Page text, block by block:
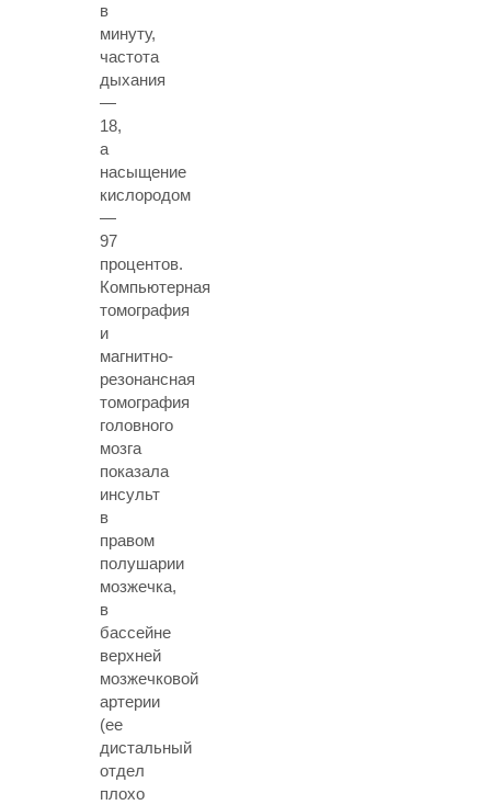
в
минуту,
частота
дыхания
—
18,
а
насыщение
кислородом
—
97
процентов.
Компьютерная
томография
и
магнитно-
резонансная
томография
головного
мозга
показала
инсульт
в
правом
полушарии
мозжечка,
в
бассейне
верхней
мозжечковой
артерии
(ее
дистальный
отдел
плохо